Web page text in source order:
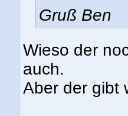
Gruß Ben
Wieso der
auch.
Aber der gibt